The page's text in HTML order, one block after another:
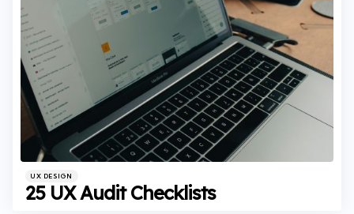
Categories
Posted
in
UX DESIGN
25 UX Audit Checklists